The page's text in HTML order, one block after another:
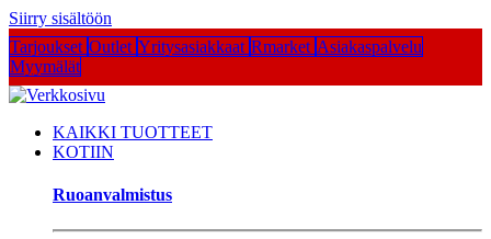
Siirry sisältöön
Tarjoukset Outlet Yritysasiakkaat Rmarket Asiakaspalvelu
Myymälät
KAIKKI TUOTTEET
KOTIIN
Ruoanvalmistus